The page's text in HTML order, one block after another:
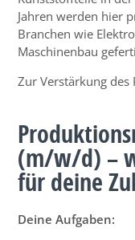
Jahren werden hier
Branchen wie
Maschinenbau
Zur Verstärkung
(m/w/d) –
für deine
Deine Aufgaben: